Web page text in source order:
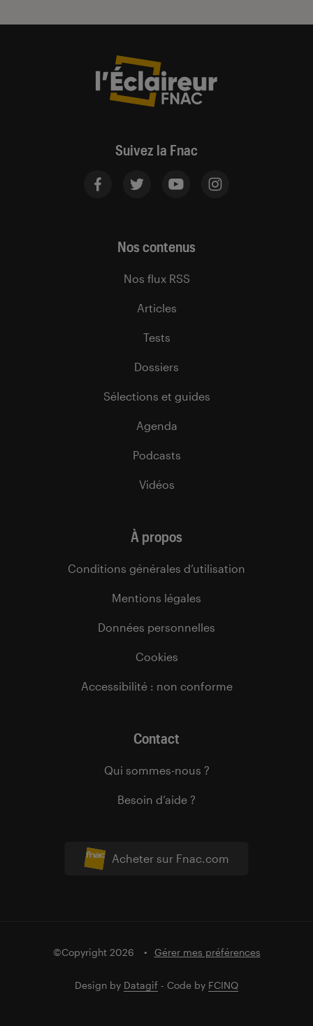
Suivez la Fnac
Acheter sur Fnac.com
Nos contenus
Nos flux RSS
Articles
Tests
Dossiers
Sélections et guides
Agenda
Podcasts
Vidéos
À propos
Conditions générales d’utilisation
Mentions légales
Données personnelles
Cookies
Accessibilité : non conforme
Contact
Qui sommes-nous ?
Besoin d’aide ?
©Copyright 2026 Gérer mes préférences
Design by Datagif - Code by FCINQ